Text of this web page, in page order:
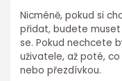
Nicméně, pokud si
přidat, budete
se. Pokud nechcete
uživatele, až poté,
nebo přezdívkou.